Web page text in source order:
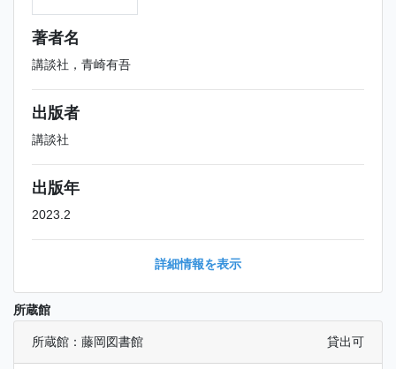
著者名
講談社，青崎有吾
出版者
講談社
出版年
2023.2
詳細情報を表示
所蔵館
所蔵館：藤岡図書館 貸出可